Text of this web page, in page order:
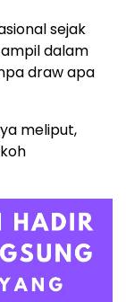
sejak
dalam
draw apa
meliput,